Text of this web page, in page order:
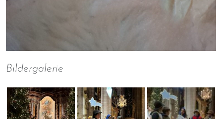
Bildergalerie